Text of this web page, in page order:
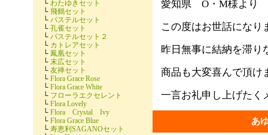
愛知県 O・M様より
この度はお世話になり
昨日無事に結納を滞り
商品も大変喜んで頂け
一言お礼申し上げたく
あ
└ わたゆきセット
└ 飛鶴セット
└ パステルセット
└ 孔雀セット
└ パステルセット２
└ カトレアセット
└ 鳳凰セット
└ 末広セット
└ 友禅セット
└ Flora Grace Rose
└ Flora Grace White
└ フローラエクセレント
└ Flora Lovely
└ Flora Crystal Ivy
└ Flora Grace Blue
└ 寿恵利SAGANOセット